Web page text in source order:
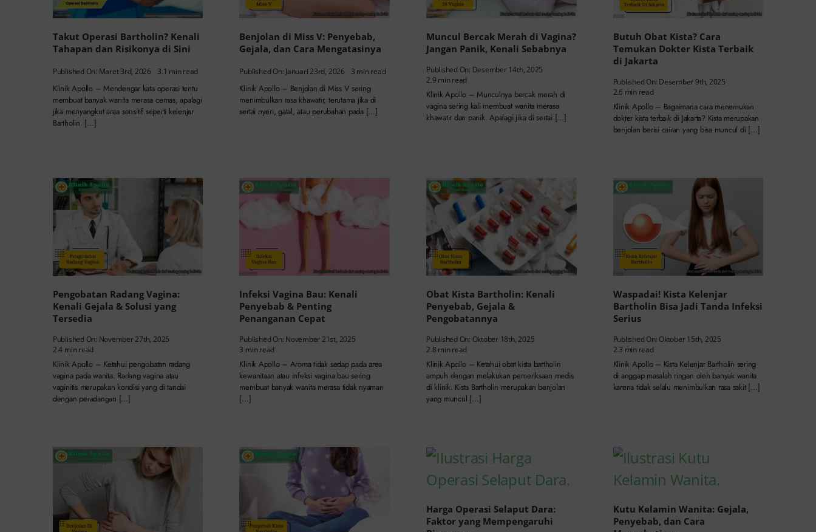
Takut Operasi Bartholin? Kenali
Tahapan dan Risikonya di Sini
Published On: Maret 3rd, 2026 3.1 min read
Klinik Apollo – Mendengar kata operasi tentu
membuat banyak wanita merasa cemas, apalagi
jika menyangkut area sensitif seperti kelenjar
Bartholin. […]
Benjolan di Miss V: Penyebab,
Gejala, dan Cara Mengatasinya
Published On: Januari 23rd, 2026 3 min read
Klinik Apollo – Benjolan di Miss V sering
menimbulkan rasa khawatir, terutama jika di
sertai nyeri, gatal, atau perubahan pada […]
Muncul Bercak Merah di Vagina?
Jangan Panik, Kenali Sebabnya
Published On: Desember 14th, 2025
2.9 min read
Klinik Apollo – Munculnya bercak merah di
vagina sering kali membuat wanita merasa
khawatir dan panik. Apalagi jika di sertai […]
Butuh Obat Kista? Cara
Temukan Dokter Kista Terbaik
di Jakarta
Published On: Desember 9th, 2025
2.6 min read
Klinik Apollo – Bagaimana cara menemukan
dokter kista terbaik di Jakarta? Kista merupakan
benjolan berisi cairan yang bisa muncul di […]
Pengobatan Radang Vagina:
Kenali Gejala & Solusi yang
Tersedia
Published On: November 27th, 2025
2.4 min read
Klinik Apollo – Ketahui pengobatan radang
vagina pada wanita. Radang vagina atau
vaginitis merupakan kondisi yang di tandai
dengan peradangan […]
Infeksi Vagina Bau: Kenali
Penyebab & Penting
Penanganan Cepat
Published On: November 21st, 2025
3 min read
Klinik Apollo – Aroma tidak sedap pada area
kewanitaan atau infeksi vagina bau sering
membuat banyak wanita merasa tidak nyaman
[…]
Obat Kista Bartholin: Kenali
Penyebab, Gejala &
Pengobatannya
Published On: Oktober 18th, 2025
2.8 min read
Klinik Apollo – Ketahui obat kista bartholin
ampuh dengan melakukan pemeriksaan medis
di klinik. Kista Bartholin merupakan benjolan
yang muncul […]
Waspadai! Kista Kelenjar
Bartholin Bisa Jadi Tanda Infeksi
Serius
Published On: Oktober 15th, 2025
2.3 min read
Klinik Apollo – Kista Kelenjar Bartholin sering
di anggap masalah ringan oleh banyak wanita
karena tidak selalu menimbulkan rasa sakit […]
Harga Operasi Selaput Dara:
Faktor yang Mempengaruhi
Kutu Kelamin Wanita: Gejala,
Penyebab, dan Cara